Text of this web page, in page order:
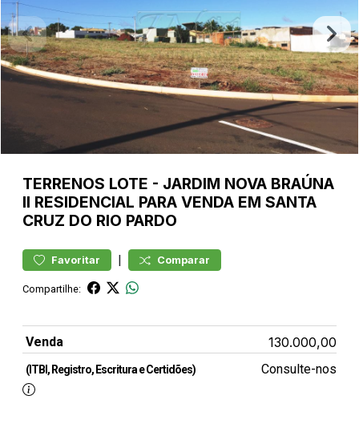
TERRENOS LOTE - JARDIM NOVA BRAÚNA
II RESIDENCIAL PARA VENDA EM SANTA
CRUZ DO RIO PARDO
Favoritar | Comparar
Compartilhe:
Venda 130.000,00
(ITBI, Registro, Escritura e Certidões) Consulte-nos